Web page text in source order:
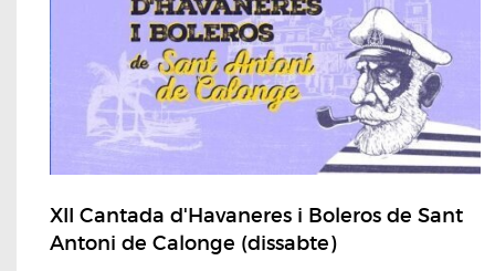
XII Cantada d'Havaneres i Boleros de Sant
Antoni de Calonge (dissabte)